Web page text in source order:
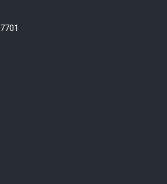
7701 N Lamar Blvd, Suit 402,